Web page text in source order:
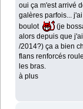
oui ça m'est arrivé
galères parfois...
boulot
(je
alors depuis que
/2014?) ça a bien
flans renforcés
les bras.
à plus